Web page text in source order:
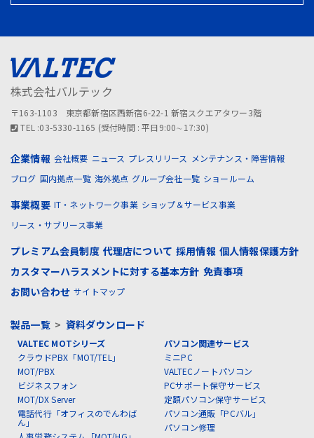
株式会社バルテック
〒163-1103 東京都新宿区西新宿6-22-1 新宿スクエアタワー3階
TEL :03-5330-1165 (受付時間 : 平日9:00∼17:30)
企業情報 会社概要 ニュース プレスリリース
メンテナンス・障害情報
ブログ 国内拠点一覧 海外拠点 グループ会社一覧 ショールーム
事業概要 IT・ネットワーク事業 ショップ＆サービス事業
リース・サブリース事業
プレミアム会員制度 代理店について 採用情報 個人情報保護方針
カスタマーハラスメントに対する基本方針 免責事項
お問い合わせ サイトマップ
製品一覧> 資料ダウンロード
VALTEC MOTシリーズ
クラウドPBX「MOT/TEL」
MOT/PBX
ビジネスフォン
MOT/DX Server
電話代行「オフィスのでんわば
ん」
パソコン関連サービス
ミニPC
VALTECノートパソコン
PCサポート保守サービス
定額パソコン保守サービス
パソコン通販「PCバル」
パソコン修理